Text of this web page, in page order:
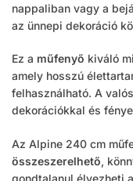
nappaliban vagy a
az ünnepi dekoráció
Ez a műfenyő kiváló
amely hosszú
felhasználható. A
dekorációkkal és
Az Alpine 240 cm
összeszerelhető,
gondtalanul élvezheti